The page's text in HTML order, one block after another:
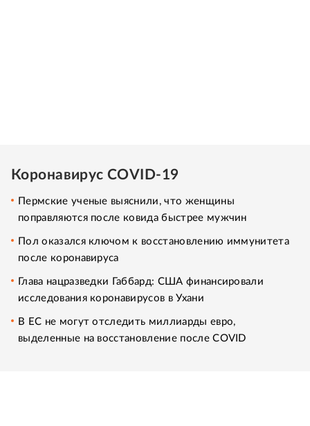
Коронавирус COVID-19
Пермские ученые выяснили, что женщины
поправляются после ковида быстрее мужчин
Пол оказался ключом к восстановлению иммунитета
после коронавируса
Глава нацразведки Габбард: США финансировали
исследования коронавирусов в Ухани
В ЕС не могут отследить миллиарды евро,
выделенные на восстановление после COVID